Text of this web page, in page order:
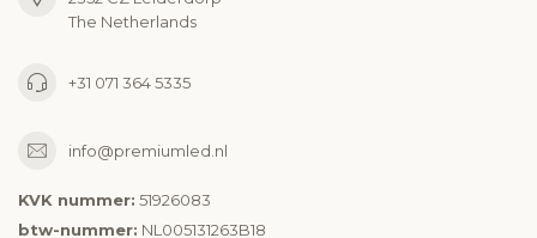
The Netherlands
+31 071 364 5335
info@premiumled.nl
KVK nummer: 51926083
btw-nummer: NL005131263B18